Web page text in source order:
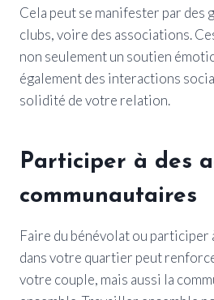
Cela peut se manifester par des
clubs, voire des associations.
non seulement un soutien
également des interactions
solidité de votre relation.
Participer à des
communautaires
Faire du bénévolat ou participer
dans votre quartier peut
votre couple, mais aussi la